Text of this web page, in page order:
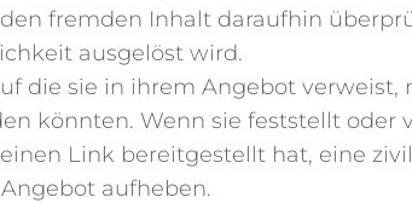
fremden Inhalt daraufhin
ausgelöst wird.
die sie in ihrem Angebot
könnten. Wenn sie feststellt oder
Link bereitgestellt hat, eine
aufheben.